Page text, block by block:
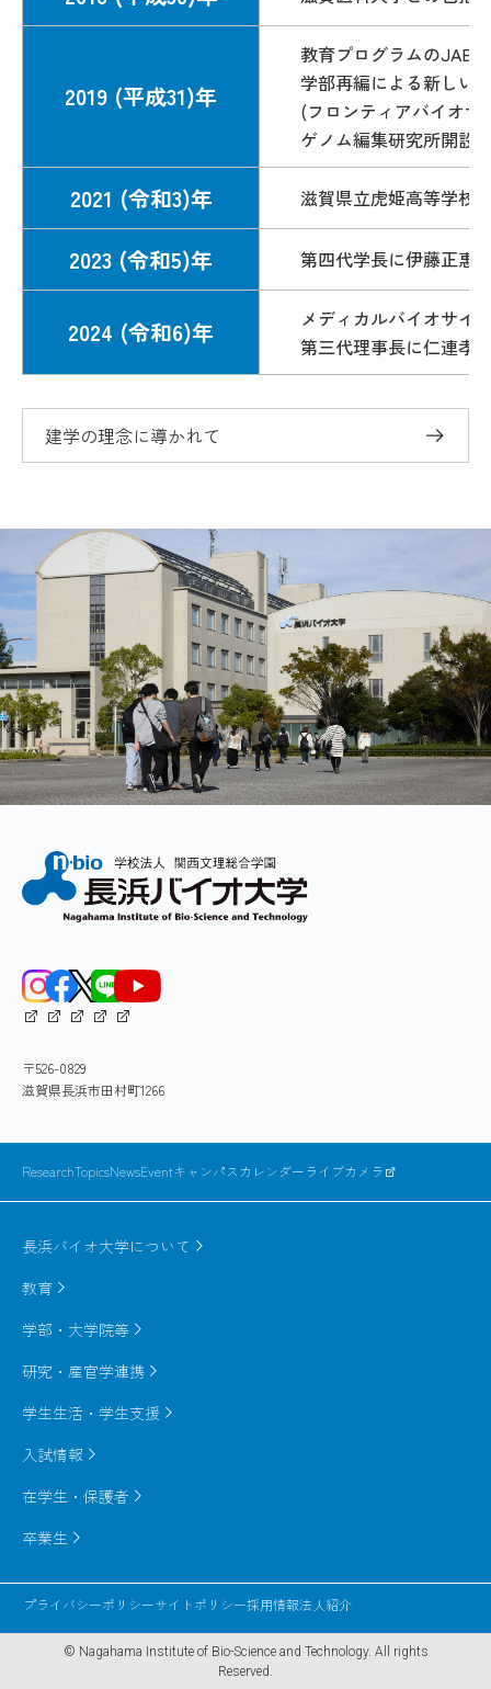
2019 (平成31)年
教育プログラムの
学部再編による新しい3
(フロンティアバイオ
ゲノム編集研究所開設
2021 (令和3)年 滋賀県立虎姫高等学校
2023 (令和5)年 第四代学長に伊藤正惠
2024 (令和6)年
メディカルバイオサイ
第三代理事長に仁連孝
建学の理念に導かれて
〒526-0829
滋賀県長浜市田村町1266
ResearchTopicsNewsEventキャンパスカレンダーライブカメラ
長浜バイオ大学について
研究・産官学連携
教育
学生生活・学生支援
学部・大学院等
入試情報
在学生・保護者
卒業生
プライバシーポリシーサイトポリシー採用情報法人紹介
© Nagahama Institute of Bio-Science and Technology. All rights
Reserved.